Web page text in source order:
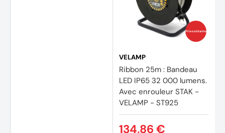
Prix coûtants
VELAMP
Ribbon 25m : Bandeau
LED IP65 32 000 lumens.
Avec enrouleur STAK -
VELAMP - ST925
134,86 €